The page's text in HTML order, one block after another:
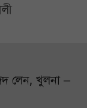
লেন, খুলনা –